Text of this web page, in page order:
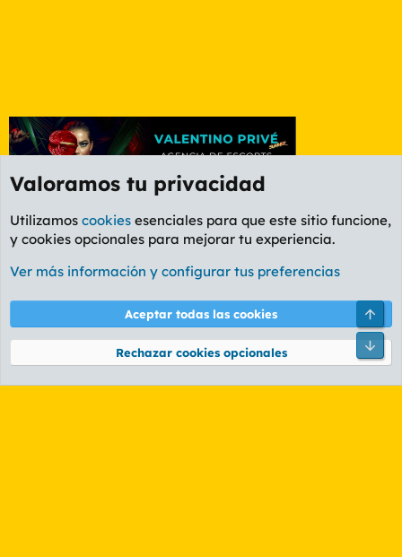
Etiquetas
Cookies
PL OLDSTYLE AMARILLO
Términos y reglas Política de privacidad Ayuda
Community platform by XenForo® © 2010-2026 XenForo Ltd.
Valoramos tu privacidad
Utilizamos cookies esenciales para que este sitio funcione,
y cookies opcionales para mejorar tu experiencia.
Ver más información y configurar tus preferencias
Aceptar todas las cookies
Rechazar cookies opcionales
Pie